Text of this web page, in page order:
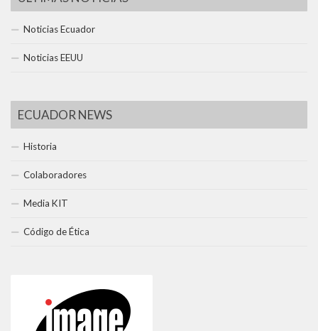
Noticias Ecuador
Noticias EEUU
ECUADOR NEWS
Historia
Colaboradores
Media KIT
Código de Ética